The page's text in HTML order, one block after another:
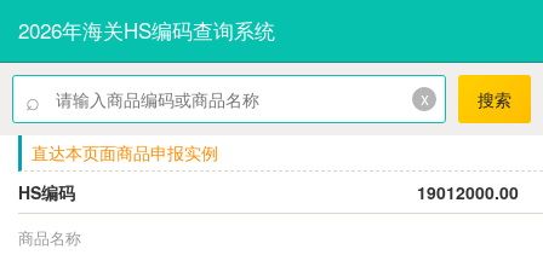
2026年海关HS编码查询系统
⌕ x 搜索
直达本页面商品申报实例
HS编码
19012000.00
商品名称